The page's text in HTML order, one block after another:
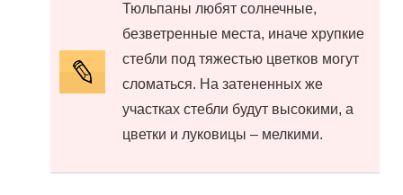
Тюльпаны любят солнечные,
безветренные места, иначе хрупкие
стебли под тяжестью цветков могут
сломаться. На затененных же
участках стебли будут высокими, а
цветки и луковицы – мелкими.